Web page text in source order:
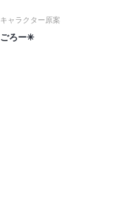
キャラクター原案
ごろー✳︎